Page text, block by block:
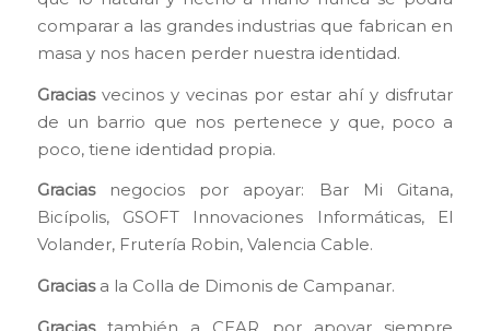
comparar a las grandes industrias que fabrican en
masa y nos hacen perder nuestra identidad.
Graciasvecinos y vecinas por estar ahí y disfrutar
de un barrio que nos pertenece y que, poco a
poco, tiene identidad propia.
Graciasnegocios por apoyar: Bar Mi Gitana,
Bicípolis, GSOFT Innovaciones Informáticas, El
Volander, Frutería Robin, Valencia Cable.
Graciasa la Colla de Dimonis de Campanar.